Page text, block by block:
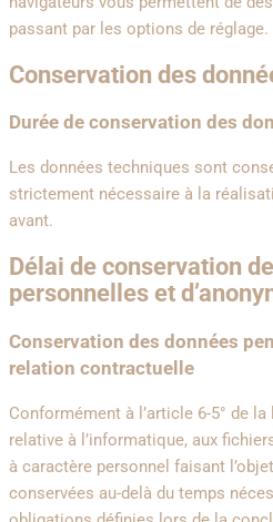
passant par les options de réglage.
Conservation des
Durée de conservation des
Les données techniques sont
strictement nécessaire à la
avant.
Délai de conservation
personnelles et
Conservation des données
relation contractuelle
Conformément à l’article 6-5° de
relative à l’informatique, aux
à caractère personnel faisant
conservées au-delà du temps